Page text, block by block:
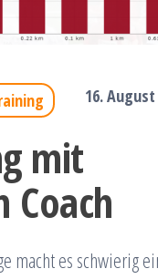
16. August
mit
Coach
macht es schwierig